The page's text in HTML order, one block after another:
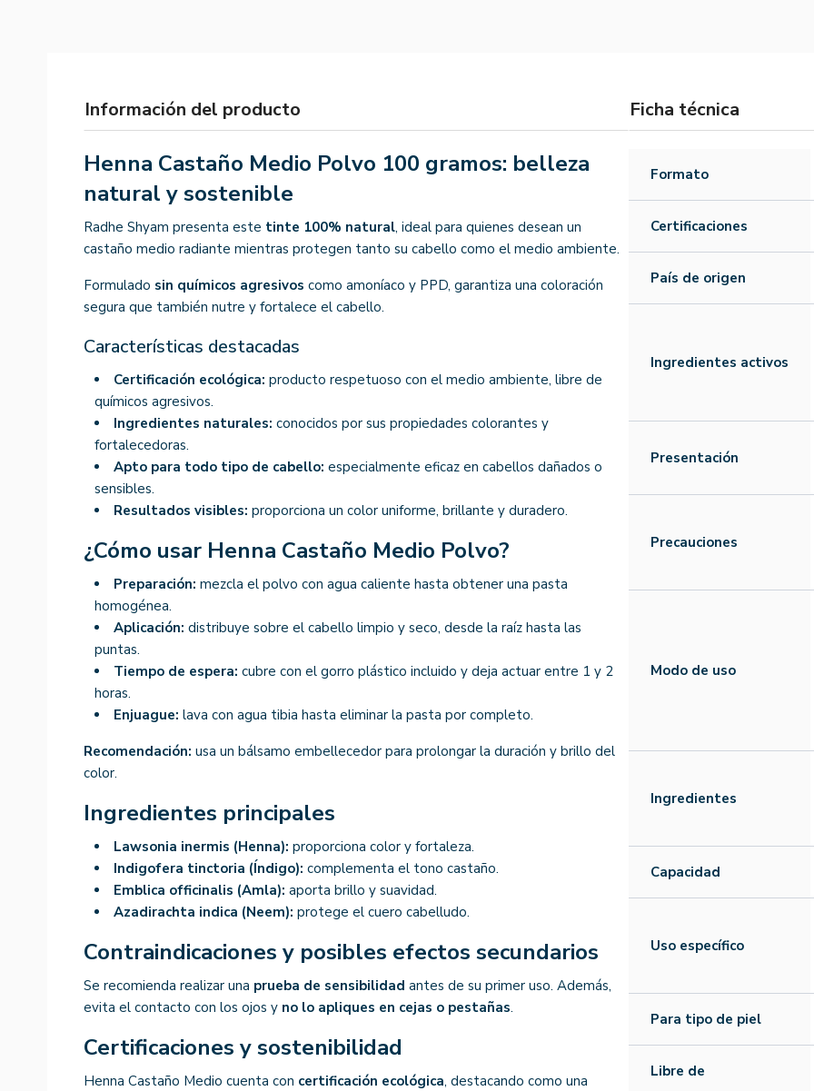
Información del producto
Henna Castaño Medio Polvo 100 gramos: belleza
natural y sostenible
Radhe Shyam presenta este tinte 100% natural, ideal para quienes desean un
castaño medio radiante mientras protegen tanto su cabello como el medio ambiente.
Formulado sin químicos agresivos como amoníaco y PPD, garantiza una coloración
segura que también nutre y fortalece el cabello.
Características destacadas
Certificación ecológica: producto respetuoso con el medio ambiente, libre de
químicos agresivos.
Ingredientes naturales: conocidos por sus propiedades colorantes y
fortalecedoras.
Apto para todo tipo de cabello: especialmente eficaz en cabellos dañados o
sensibles.
Resultados visibles: proporciona un color uniforme, brillante y duradero.
¿Cómo usar Henna Castaño Medio Polvo?
Preparación: mezcla el polvo con agua caliente hasta obtener una pasta
homogénea.
Aplicación: distribuye sobre el cabello limpio y seco, desde la raíz hasta las
puntas.
Tiempo de espera: cubre con el gorro plástico incluido y deja actuar entre 1 y 2
horas.
Enjuague: lava con agua tibia hasta eliminar la pasta por completo.
Recomendación: usa un bálsamo embellecedor para prolongar la duración y brillo del
color.
Ingredientes principales
Lawsonia inermis (Henna): proporciona color y fortaleza.
Indigofera tinctoria (Índigo): complementa el tono castaño.
Emblica officinalis (Amla): aporta brillo y suavidad.
Azadirachta indica (Neem): protege el cuero cabelludo.
Contraindicaciones y posibles efectos secundarios
Se recomienda realizar una prueba de sensibilidad antes de su primer uso. Además,
evita el contacto con los ojos y no lo apliques en cejas o pestañas.
Certificaciones y sostenibilidad
Henna Castaño Medio cuenta con certificación ecológica, destacando como una
Ficha técnica
Formato
Certificaciones
País de origen
Ingredientes activos
Presentación
Precauciones
Modo de uso
Ingredientes
Capacidad
Uso específico
Para tipo de piel
Libre de